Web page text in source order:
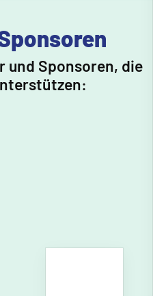
und Sponsoren, die